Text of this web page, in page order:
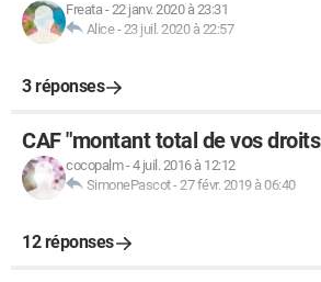
Freata-22 janv. 2020 à 23:31
Alice-23 juil. 2020 à 22:57
3 réponses
CAF "montant total de vos
cocopalm-4 juil. 2016 à 12:12
SimonePascot-27 févr. 2019 à 06:40
12 réponses